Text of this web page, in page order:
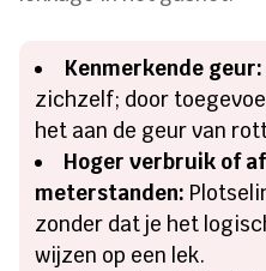
Kenmerkende geur:
zichzelf; door
het aan de geur van
Hoger verbruik of
meterstanden:
zonder dat je het
wijzen op een lek.